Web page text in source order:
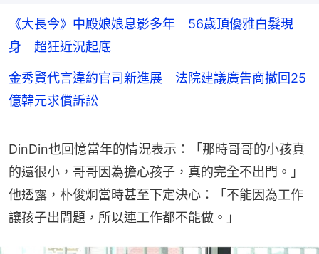
《大長今》中殿娘娘息影多年 56歲頂優雅白髮現
身 超狂近況起底
金秀賢代言違約官司新進展 法院建議廣告商撤回25
億韓元求償訴訟
DinDin也回憶當年的情況表示：「那時哥哥的小孩真
的還很小，哥哥因為擔心孩子，真的完全不出門。」
他透露，朴俊炯當時甚至下定決心：「不能因為工作
讓孩子出問題，所以連工作都不能做。」